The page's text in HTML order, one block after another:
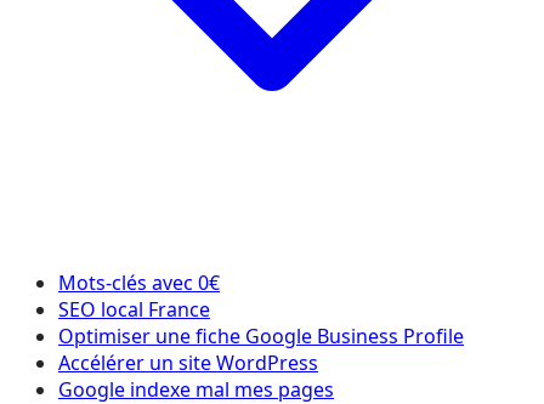
Mots-clés avec 0€
SEO local France
Optimiser une fiche Google Business Profile
Accélérer un site WordPress
Google indexe mal mes pages